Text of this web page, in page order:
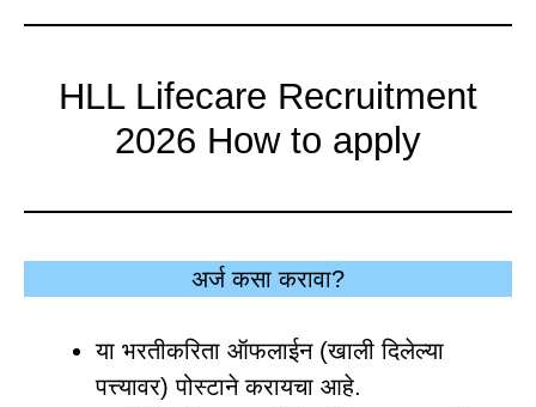
HLL Lifecare Recruitment
2026 How to apply
अर्ज कसा करावा?
या भरतीकरिता ऑफलाईन (खाली दिलेल्या
पत्त्यावर) पोस्टाने करायचा आहे.